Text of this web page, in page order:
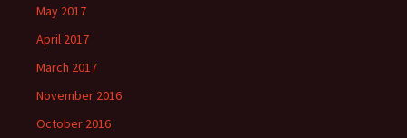
May 2017
April 2017
March 2017
November 2016
October 2016